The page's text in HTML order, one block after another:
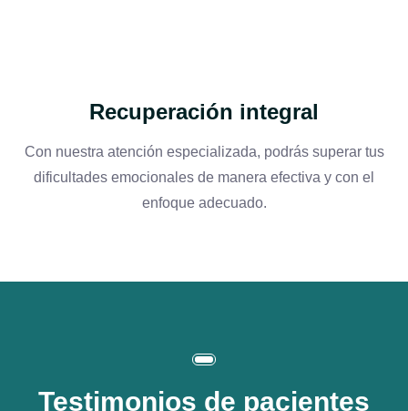
Recuperación integral
Con nuestra atención especializada, podrás superar tus
dificultades emocionales de manera efectiva y con el
enfoque adecuado.
Testimonios de pacientes